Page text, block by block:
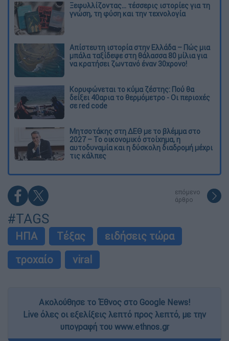
Ξεφυλλίζοντας... τέσσερις ιστορίες για τη
γνώση, τη φύση και την τεχνολογία
Απίστευτη ιστορία στην Ελλάδα – Πώς μια
μπάλα ταξίδεψε στη θάλασσα 80 μίλια για
να κρατήσει ζωντανό έναν 30χρονο!
Κορυφώνεται το κύμα ζέστης: Πού θα
δείξει 40αρια το θερμόμετρο - Οι περιοχές
σε red code
Μητσοτάκης στη ΔΕΘ με το βλέμμα στο
2027 – Το οικονομικό στοίχημα, η
αυτοδυναμία και η δύσκολη διαδρομή μέχρι
τις κάλπες
επόμενο
άρθρο
#TAGS
ΗΠΑ Τέξας
ειδήσεις τώρα
τροχαίο
viral
Ακολούθησε το Έθνος στο Google News!
Live όλες οι εξελίξεις λεπτό προς λεπτό, με την
υπογραφή του www.ethnos.gr